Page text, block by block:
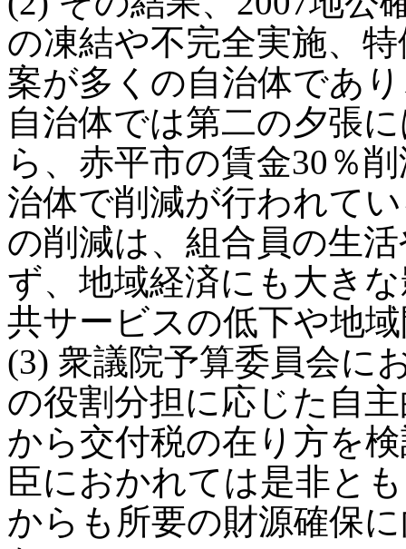
の凍結や不完全実施、
案が多くの自治体であ
自治体では第二の夕張
ら、赤平市の賃金30％
治体で削減が行われて
の削減は、組合員の生
ず、地域経済にも大き
共サービスの低下や地
(3) 衆議院予算委員会に
の役割分担に応じた自
から交付税の在り方を
臣におかれては是非と
からも所要の財源確保